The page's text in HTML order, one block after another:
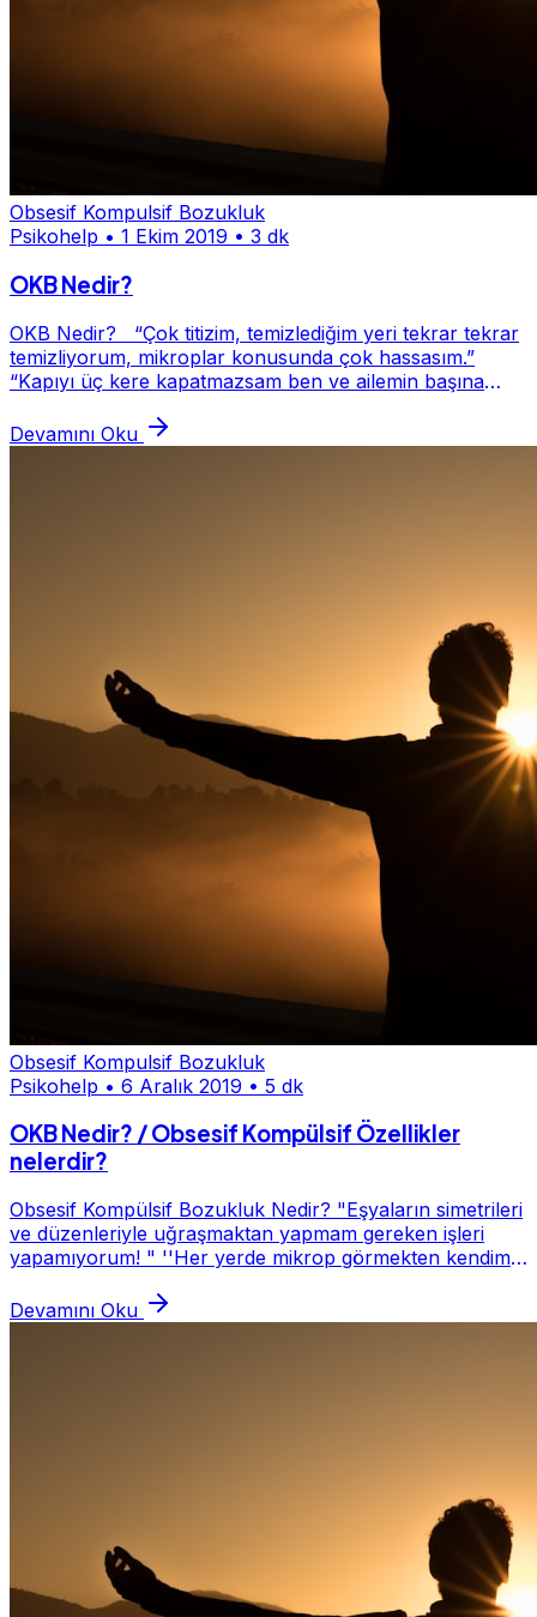
Obsesif Kompulsif Bozukluk
Psikohelp • 1 Ekim 2019 • 3 dk
OKB Nedir?
OKB Nedir? “Çok titizim, temizlediğim yeri tekrar tekrar
temizliyorum, mikroplar konusunda çok hassasım.”
“Kapıyı üç kere kapatmazsam ben ve ailemin başına
Devamını Oku
Obsesif Kompulsif Bozukluk
Psikohelp • 6 Aralık 2019 • 5 dk
OKB Nedir? / Obsesif Kompülsif Özellikler
nelerdir?
Obsesif Kompülsif Bozukluk Nedir? "Eşyaların simetrileri
ve düzenleriyle uğraşmaktan yapmam gereken işleri
yapamıyorum! " ''Her yerde mikrop görmekten kendimi
Devamını Oku